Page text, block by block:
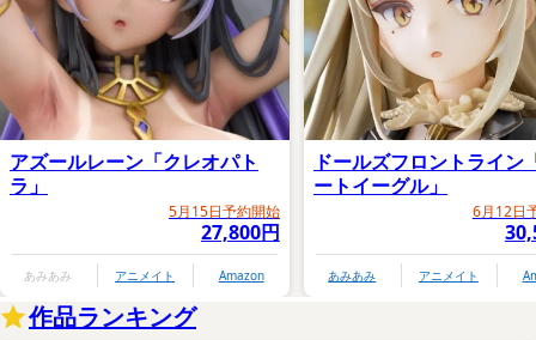
アズールレーン「クレオパト
ラ」
5月15日予約開始
27,800円
あみあみ アニメイト Amazon
ドールズフロントライン
ートイーグル」
6月12日
あみあみ アニメイト
作品ランキング